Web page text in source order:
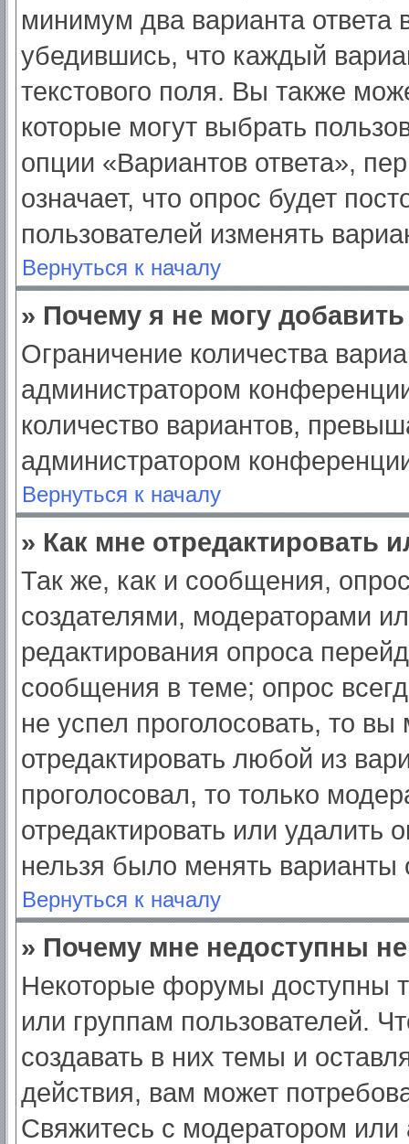
минимум два варианта ответа
убедившись, что каждый
текстового поля. Вы также
которые могут выбрать
опции «Вариантов ответа»,
означает, что опрос будет
пользователей изменять
Вернуться к началу
» Почему я не могу
Ограничение количества
администратором
количество вариантов,
администратором
Вернуться к началу
» Как мне отредактировать
Так же, как и сообщения,
создателями, модераторами
редактирования опроса
сообщения в теме; опрос
не успел проголосовать, то
отредактировать любой из
проголосовал, то только
отредактировать или удалить
нельзя было менять варианты
Вернуться к началу
» Почему мне недоступны
Некоторые форумы доступны
или группам пользователей.
создавать в них темы и
действия, вам может
Свяжитесь с модератором